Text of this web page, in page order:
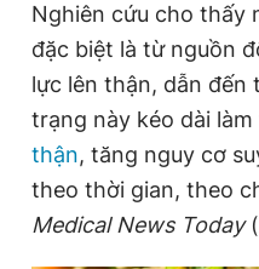
Sản phẩm khác
Tiện ích
Thông tin tòa soạn
Nghiên cứu cho thấy
đặc biệt là từ nguồn
lực lên thận, dẫn đến
trạng này kéo dài
thận, tăng nguy cơ
theo thời gian, theo
Medical News Today